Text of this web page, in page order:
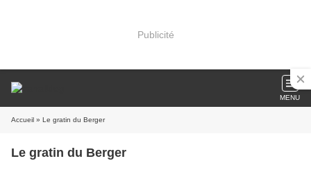
Publicité
MENU
Accueil » Le gratin du Berger
Le gratin du Berger